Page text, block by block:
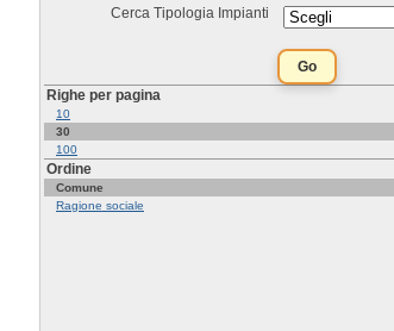
Cerca Tipologia Impianti
Righe per pagina
10
30
100
Ordine
Comune
Ragione sociale